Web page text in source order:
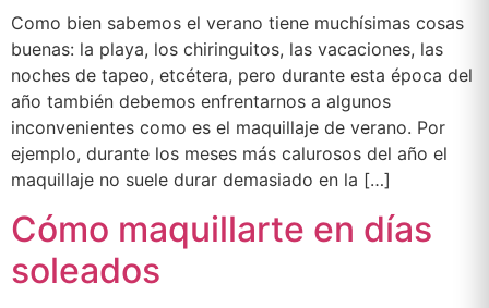
Como bien sabemos el verano tiene muchísimas cosas
buenas: la playa, los chiringuitos, las vacaciones, las
noches de tapeo, etcétera, pero durante esta época del
año también debemos enfrentarnos a algunos
inconvenientes como es el maquillaje de verano. Por
ejemplo, durante los meses más calurosos del año el
maquillaje no suele durar demasiado en la […]
Cómo maquillarte en días
soleados